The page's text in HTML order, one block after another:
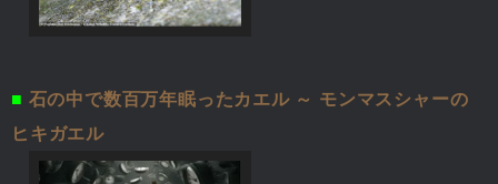
■ 石の中で数百万年眠ったカエル ～ モンマスシャーの
ヒキガエル